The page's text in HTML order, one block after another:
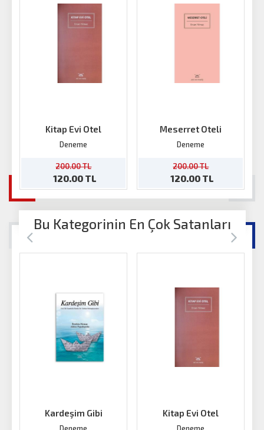
Kitap Evi Otel
Deneme
200.00 TL
120.00 TL
Meserret Oteli
Deneme
200.00 TL
120.00 TL
Bu Kategorinin En Çok Satanları
Kardeşim Gibi Kitap Evi Otel